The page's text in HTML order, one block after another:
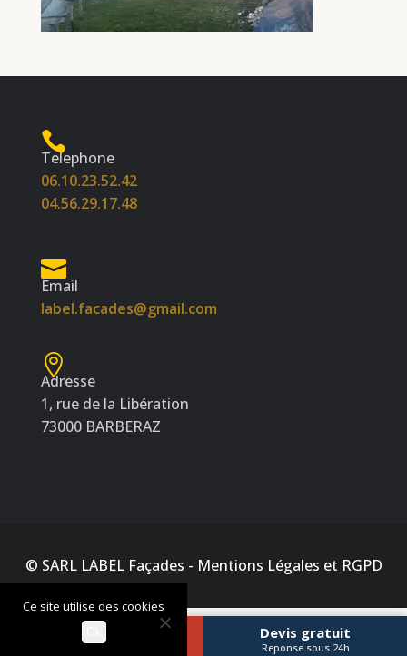
Telephone
06.10.23.52.42
04.56.29.17.48
Email
label.facades@gmail.com
Adresse
1, rue de la Libération
73000 BARBERAZ
© SARL LABEL Façades - Mentions Légales et RGPD
06 10 23 52 42
Devis gratuit
Reponse sous 24h
Ce site utilise des cookies